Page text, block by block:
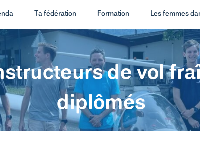
Ta fédération Formation Les femmes
de vol
diplômés